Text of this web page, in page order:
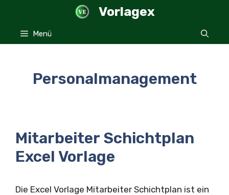
springen
Vorlagex
Menü
Personalmanagement
Mitarbeiter Schichtplan
Excel Vorlage
Die Excel Vorlage Mitarbeiter Schichtplan ist ein